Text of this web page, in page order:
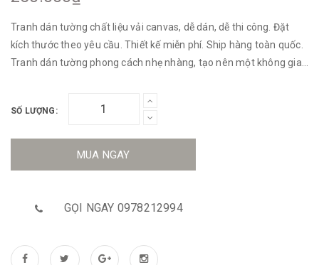
Tranh dán tường chất liệu vải canvas, dễ dán, dễ thi công. Đặt
kích thước theo yêu cầu. Thiết kế miễn phí. Ship hàng toàn quốc.
Tranh dán tường phong cách nhẹ nhàng, tạo nên một không gian
SỐ LƯỢNG:
MUA NGAY
GỌI NGAY 0978212994